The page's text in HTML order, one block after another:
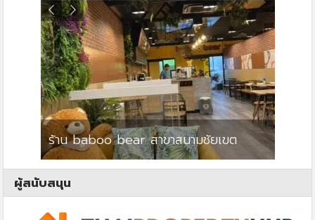
ร้าน baboo bear สาขาสนามชัยเขต
ผู้สนับสนุน